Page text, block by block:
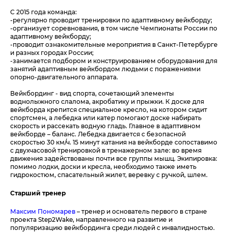
С 2015 года команда:
-регулярно проводит тренировки по адаптивному вейкборду;
-организует соревнования, в том числе Чемпионаты России по
адаптивному вейкборду;
-проводит ознакомительные мероприятия в Санкт-Петербурге
и разных городах России;
-занимается подбором и конструированием оборудования для
занятий адаптивным вейкбордом людьми с поражениями
опорно-двигательного аппарата.
Вейкбординг - вид спорта, сочетающий элементы
воднолыжного слалома, акробатику и прыжки. К доске для
вейкборда крепится специальное кресло, на котором сидит
спортсмен, а лебедка или катер помогают доске набирать
скорость и рассекать водную гладь. Главное в адаптивном
вейкборде – баланс. Лебедка двигается с безопасной
скоростью 30 км/ч. 15 минут катания на вейкборде сопоставимо
с двухчасовой тренировкой в тренажерном зале: во время
движения задействованы почти все группы мышц. Экипировка:
помимо лодки, доски и кресла, необходимо также иметь
гидрокостюм, спасательный жилет, веревку с ручкой, шлем.
Старший тренер
Максим Пономарев– тренер и основатель первого в стране
проекта Step2Wake, направленного на развитие и
популяризацию вейкбординга среди людей с инвалидностью.